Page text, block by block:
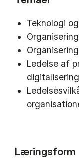
Teknologi
Ledelse af
Læringsform